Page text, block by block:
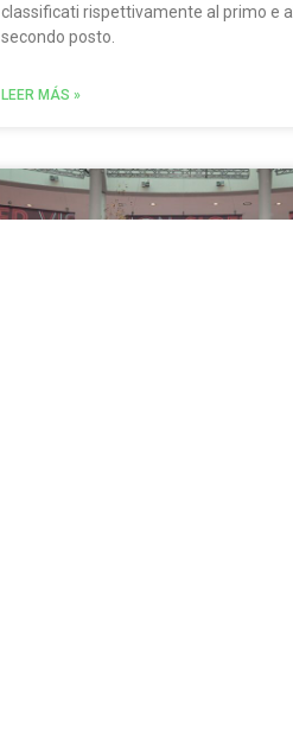
classificati rispettivamente al primo e al
secondo posto.
LEER MÁS »